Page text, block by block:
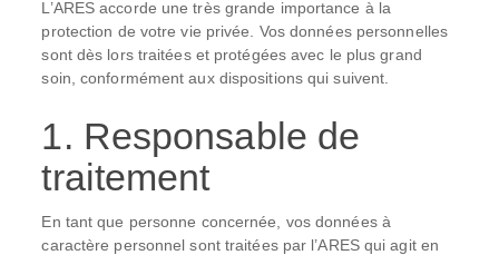
L’ARES accorde une très grande importance à la
protection de votre vie privée. Vos données personnelles
sont dès lors traitées et protégées avec le plus grand
soin, conformément aux dispositions qui suivent.
1. Responsable de
traitement
En tant que personne concernée, vos données à
caractère personnel sont traitées par l’ARES qui agit en